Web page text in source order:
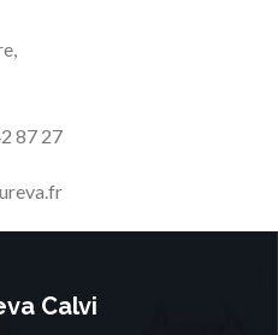
87 27
Calvi